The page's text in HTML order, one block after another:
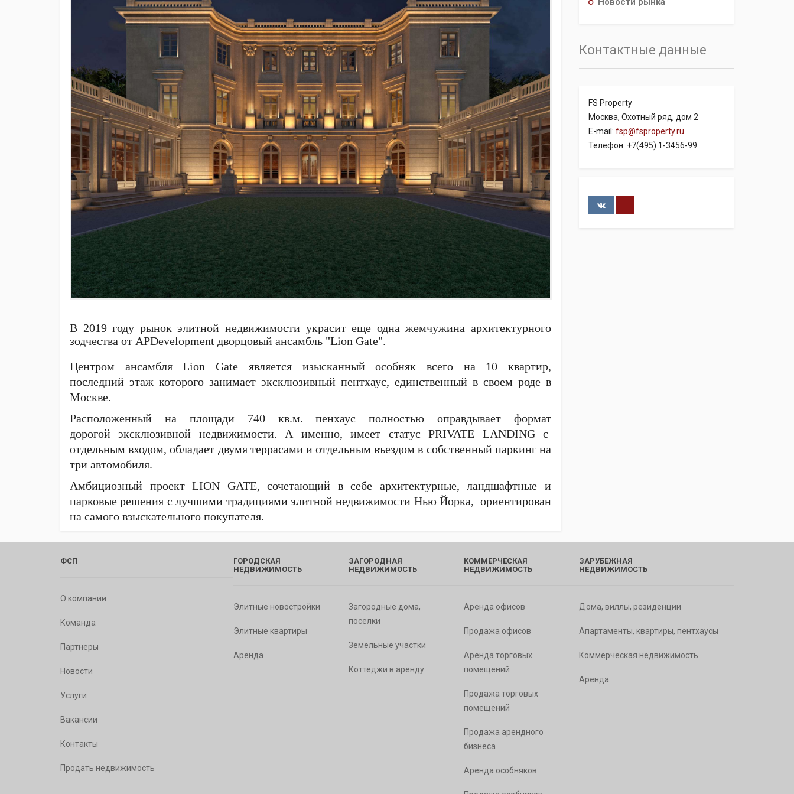
Продажа особняков
Помещения свободного назначения
В 2019 году рынок элитной недвижимости украсит еще одна жемчужина архитектурного
зодчества от APDevelopment дворцовый ансамбль "Lion Gate".
Центром ансамбля Lion Gate является изысканный особняк всего на 10 квартир,
последний этаж которого занимает эксклюзивный пентхаус, единственный в своем роде в
Москве.
Расположенный на площади 740 кв.м. пенхаус полностью оправдывает формат
дорогой эксклюзивной недвижимости. А именно, имеет статус PRIVATE LANDING с
отдельным входом, обладает двумя террасами и отдельным въездом в собственный паркинг на
три автомобиля.
Амбициозный проект LION GATE, сочетающий в себе архитектурные, ландшафтные и
парковые решения с лучшими традициями элитной недвижимости Нью Йорка, ориентирован
на самого взыскательного покупателя.
Контактные данные
FS Property
Москва, Охотный ряд, дом 2
E-mail: fsp@fsproperty.ru
Телефон: +7(495) 1-3456-99
ФСП
О компании
Команда
Партнеры
Новости
Услуги
Вакансии
Контакты
Продать недвижимость
ГОРОДСКАЯ
НЕДВИЖИМОСТЬ
Элитные новостройки
Элитные квартиры
Аренда
ЗАГОРОДНАЯ
НЕДВИЖИМОСТЬ
Загородные дома,
поселки
Земельные участки
Коттеджи в аренду
КОММЕРЧЕСКАЯ
НЕДВИЖИМОСТЬ
Аренда офисов
Продажа офисов
Аренда торговых
помещений
Продажа торговых
помещений
Продажа арендного
бизнеса
Аренда особняков
ЗАРУБЕЖНАЯ
НЕДВИЖИМОСТЬ
Дома, виллы, резиденции
Апартаменты, квартиры, пентхаусы
Коммерческая недвижимость
Аренда